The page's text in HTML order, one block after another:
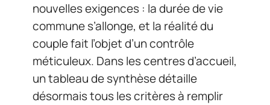
nouvelles exigences : la durée de vie
commune s’allonge, et la réalité du
couple fait l’objet d’un contrôle
méticuleux. Dans les centres d’accueil,
un tableau de synthèse détaille
désormais tous les critères à remplir